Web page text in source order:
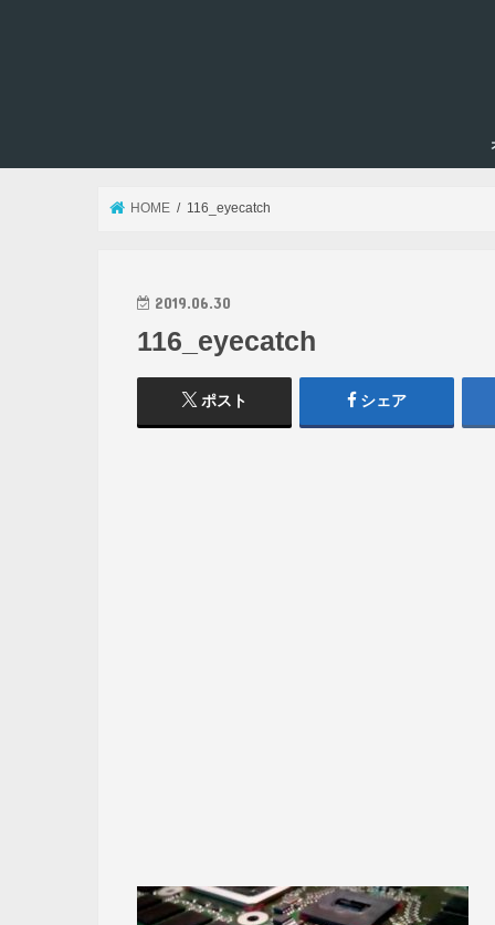
HOME 116_eyecatch
2019.06.30
116_eyecatch
ポスト シェア